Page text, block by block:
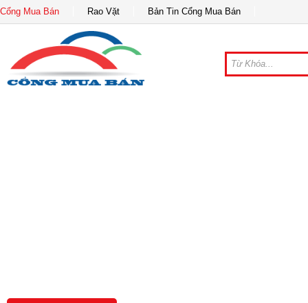
Cổng Mua Bán Rao Vặt Bản Tin Cổng Mua Bán